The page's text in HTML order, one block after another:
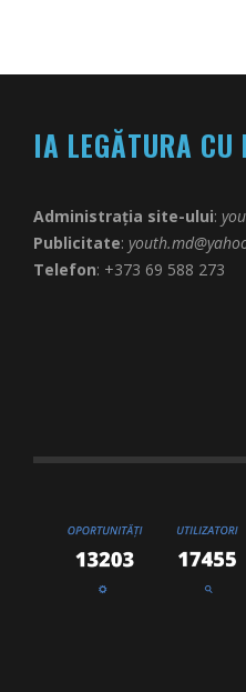
IA LEGĂTURA CU
Administrația site-ului:
Publicitate:
Telefon: +373 69 588 273